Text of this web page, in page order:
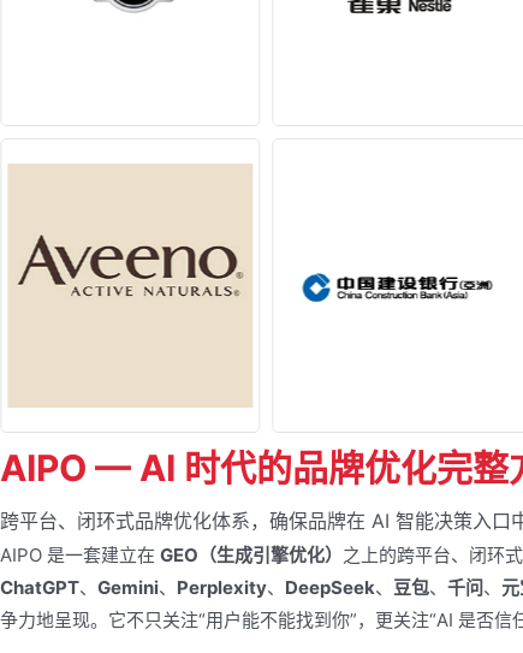
AIPO — AI 时代的品牌优化完整
跨平台、闭环式品牌优化体系，确保品牌在 AI 智能决策入口
AIPO 是一套建立在 GEO（生成引擎优化） 之上的跨平台、闭环
ChatGPT、 Gemini、 Perplexity、 DeepSeek、 豆包、 千问、
争力地呈现。它不只关注“用户能不能找到你”，更关注“AI 是否信